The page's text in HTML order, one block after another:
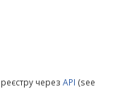
через API (see